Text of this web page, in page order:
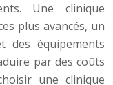
Une clinique
plus avancés, un
des équipements
par des coûts
une clinique